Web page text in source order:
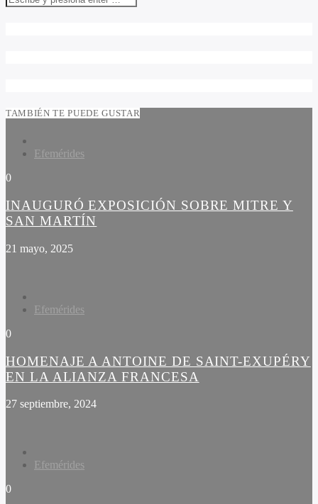
TAMBIÉN TE PUEDE GUSTAR
Efemérides
0
INAUGURÓ EXPOSICIÓN SOBRE MITRE Y
SAN MARTÍN
21 mayo, 2025
Efemérides
0
HOMENAJE A ANTOINE DE SAINT-EXUPÉRY
EN LA ALIANZA FRANCESA
27 septiembre, 2024
Efemérides
0